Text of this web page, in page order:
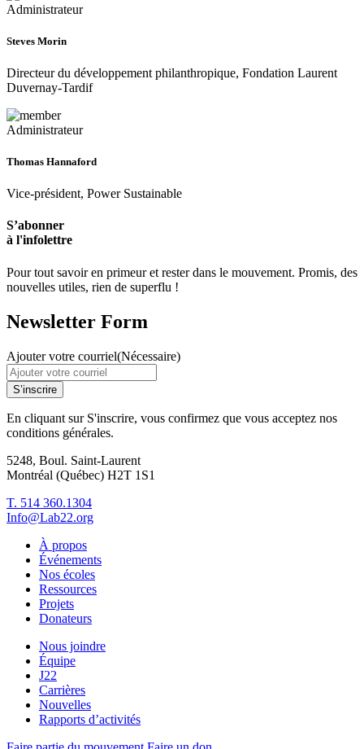
Administrateur
Steves Morin
Directeur du développement philanthropique, Fondation Laurent
Duvernay-Tardif
Administrateur
Thomas Hannaford
Vice-président, Power Sustainable
S’abonner
à l'infolettre
Pour tout savoir en primeur et rester dans le mouvement. Promis, des
nouvelles utiles, rien de superflu !
Newsletter Form
Ajouter votre courriel(Nécessaire)
S’inscrire
En cliquant sur S'inscrire, vous confirmez que vous acceptez nos
conditions générales.
5248, Boul. Saint-Laurent
Montréal (Québec) H2T 1S1
T. 514 360.1304
Info@Lab22.org
À propos
Événements
Nos écoles
Ressources
Projets
Donateurs
Nous joindre
Équipe
J22
Carrières
Nouvelles
Rapports d’activités